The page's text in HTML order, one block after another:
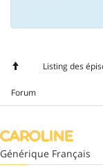
Listing des
Forum
CAROLINE
Générique Français